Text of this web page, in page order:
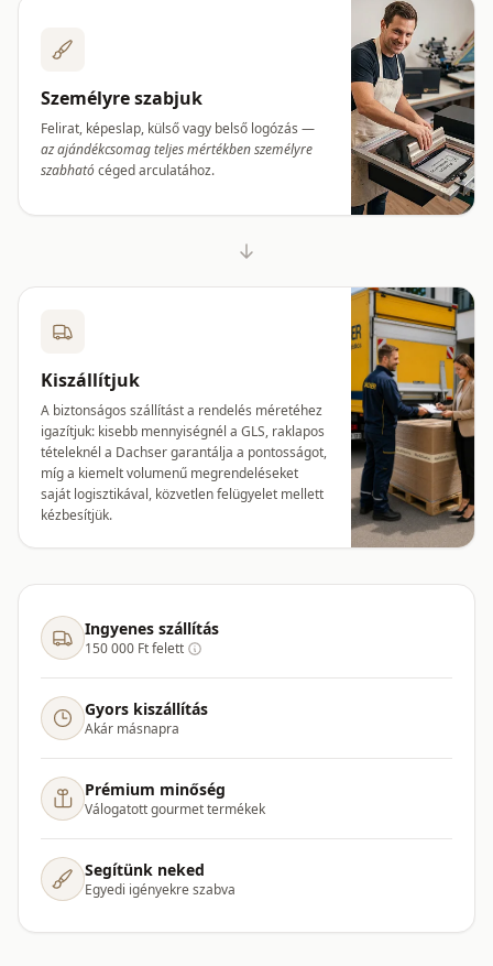
Személyre szabjuk
Felirat, képeslap, külső vagy belső logózás —
az ajándékcsomag teljes mértékben személyre
szabhatócéged arculatához.
Kiszállítjuk
A biztonságos szállítást a rendelés méretéhez
igazítjuk: kisebb mennyiségnél a GLS, raklapos
tételeknél a Dachser garantálja a pontosságot,
míg a kiemelt volumenű megrendeléseket
saját logisztikával, közvetlen felügyelet mellett
kézbesítjük.
Ingyenes szállítás
150 000 Ft felett
Gyors kiszállítás
Akár másnapra
Prémium minőség
Válogatott gourmet termékek
Segítünk neked
Egyedi igényekre szabva